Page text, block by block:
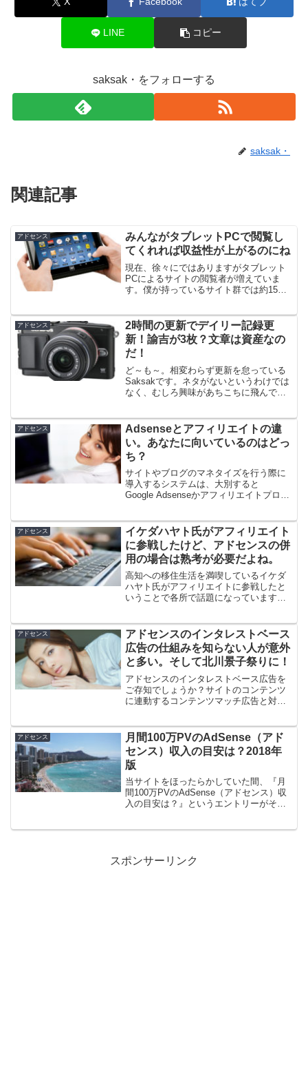
LINE コピー
saksak・をフォローする
saksak・
関連記事
アドセンス
みんながタブレットPCで閲覧し
てくれれば収益性が上がるのにね
現在、徐々にではありますがタブレット
PCによるサイトの閲覧者が増えていま
す。僕が持っているサイト群では約15％
は伸びるかもしれません。一方で、PCで
の閲覧者は日増しに...
アドセンス
2時間の更新でデイリー記録更
新！諭吉が3枚？文章は資産なの
だ！
ど～も～。相変わらず更新を怠っている
Saksakです。ネタがないというわけでは
なく、むしろ興味があちこちに飛んでし
と思っているのですが、なかなかPCに向
かうことができま...
アドセンス
Adsenseとアフィリエイトの違
い。あなたに向いているのはどっ
ち？
サイトやブログのマネタイズを行う際に
導入するシステムは、大別すると
Google Adsenseかアフィリエイトプログ
に差異があります。今回はその差異につ
いて考察してみま...
アドセンス
イケダハヤト氏がアフィリエイト
に参戦したけど、アドセンスの併
用の場合は熟考が必要だよね。
高知への移住生活を満喫しているイケダ
ハヤト氏がアフィリエイトに参戦したと
いうことで各所で話題になっています
サイトでないと、これからのアフィリエ
イトは立ちいかないと...
アドセンス
アドセンスのインタレストベース
広告の仕組みを知らない人が意外
と多い。そして北川景子祭りに！
アドセンスのインタレストベース広告を
ご存知でしょうか？サイトのコンテンツ
に連動するコンテンツマッチ広告と対に
ものが広告として表示されます。何かを
重点的に検索していると、...
アドセンス
月間100万PVのAdSense（アド
センス）収入の目安は？2018年
版
当サイトをほったらかしていた間、『月
間100万PVのAdSense（アドセンス）収
入の目安は？』というエントリーがそれ
スポンサーリンク